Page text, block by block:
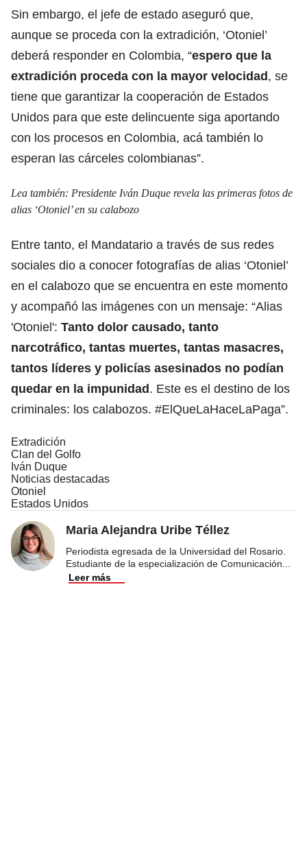
Sin embargo, el jefe de estado aseguró que,
aunque se proceda con la extradición, ‘Otoniel’
deberá responder en Colombia, “espero que la
extradición proceda con la mayor velocidad, se
tiene que garantizar la cooperación de Estados
Unidos para que este delincuente siga aportando
con los procesos en Colombia, acá también lo
esperan las cárceles colombianas”.
Lea también: Presidente Iván Duque revela las primeras fotos de
alias ‘Otoniel’ en su calabozo
Entre tanto, el Mandatario a través de sus redes
sociales dio a conocer fotografías de alias ‘Otoniel’
en el calabozo que se encuentra en este momento
y acompañó las imágenes con un mensaje: “Alias
'Otoniel': Tanto dolor causado, tanto
narcotráfico, tantas muertes, tantas masacres,
tantos líderes y policías asesinados no podían
quedar en la impunidad. Este es el destino de los
criminales: los calabozos. #ElQueLaHaceLaPaga”.
Extradición
Clan del Golfo
Iván Duque
Noticias destacadas
Otoniel
Estados Unidos
Maria Alejandra Uribe Téllez
Periodista egresada de la Universidad del Rosario.
Estudiante de la especialización de Comunicación
Leer más